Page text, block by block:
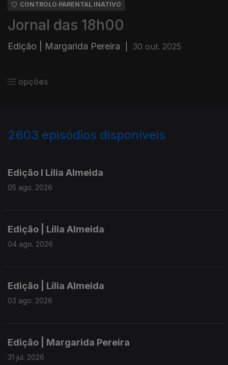
CONTROLO PARENTAL INATIVO
Jornal das 18h00
Edição | Margarida Pereira 30 out. 2025
opções
2603 episódios disponíveis
Edição I Lília Almeida
05 ago. 2026
Edição | Lília Almeida
04 ago. 2026
Edição | Lília Almeida
03 ago. 2026
Edição | Margarida Pereira
31 jul. 2026